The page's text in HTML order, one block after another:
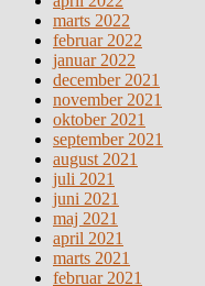
marts 2022
februar 2022
januar 2022
december 2021
november 2021
oktober 2021
september 2021
august 2021
juli 2021
juni 2021
maj 2021
april 2021
marts 2021
februar 2021